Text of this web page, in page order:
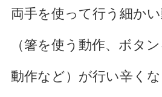
両手を使って行う細か
（箸を使う動作、ボタ
動作など）が行い辛く